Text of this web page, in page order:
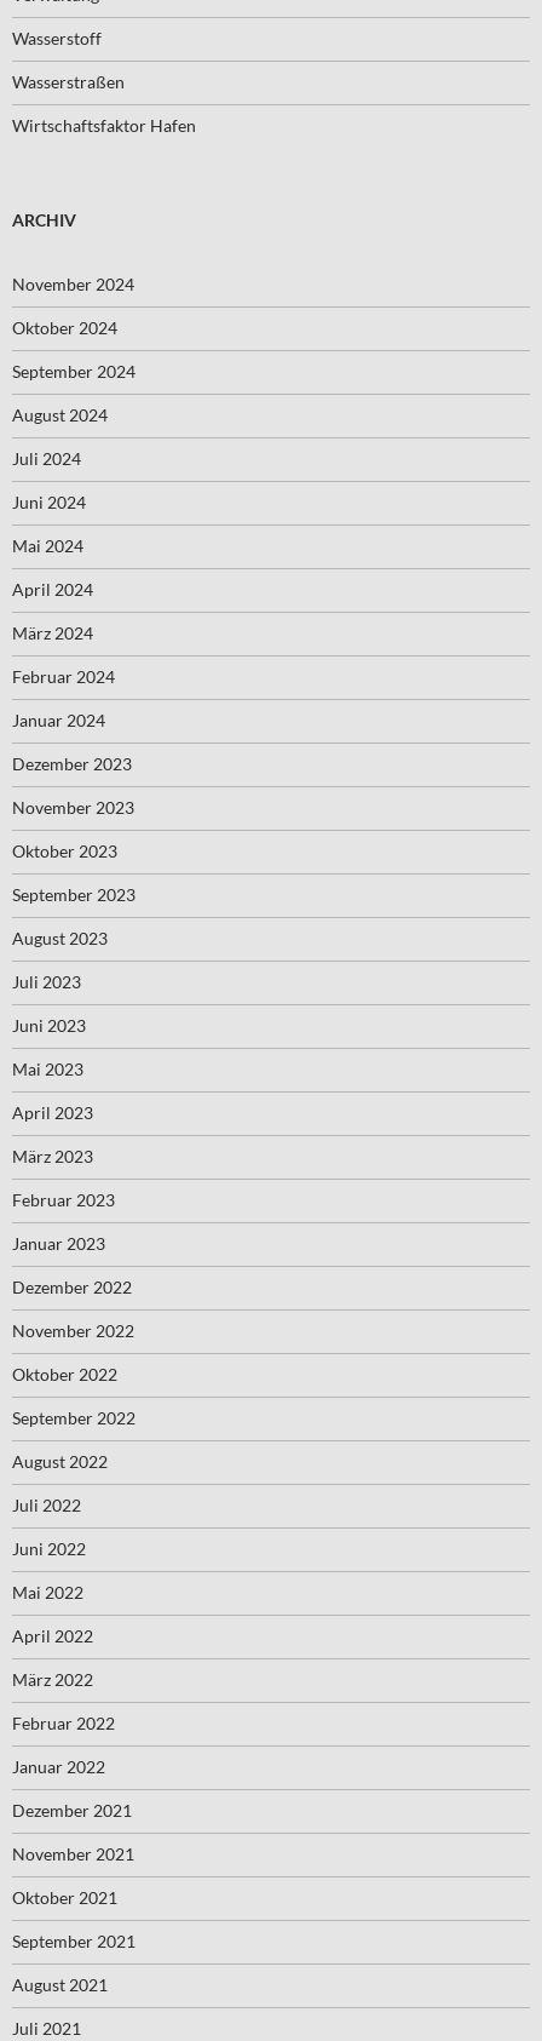
Wasserstoff
Wasserstraßen
Wirtschaftsfaktor Hafen
ARCHIV
November 2024
Oktober 2024
September 2024
August 2024
Juli 2024
Juni 2024
Mai 2024
April 2024
März 2024
Februar 2024
Januar 2024
Dezember 2023
November 2023
Oktober 2023
September 2023
August 2023
Juli 2023
Juni 2023
Mai 2023
April 2023
März 2023
Februar 2023
Januar 2023
Dezember 2022
November 2022
Oktober 2022
September 2022
August 2022
Juli 2022
Juni 2022
Mai 2022
April 2022
März 2022
Februar 2022
Januar 2022
Dezember 2021
November 2021
Oktober 2021
September 2021
August 2021
Juli 2021